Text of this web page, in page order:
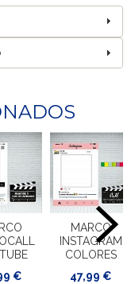
€
MARCO
INSTAGRAM
COLORES
47,99 €